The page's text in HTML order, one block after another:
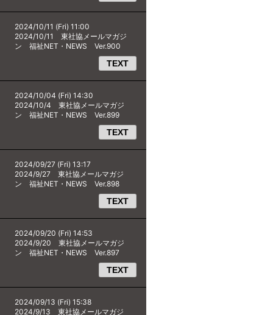
2024/10/11 (Fri) 11:00
2024/10/11 東社協メールマガジ
ン 福祉NET・NEWS Ver.900
TEXT
2024/10/04 (Fri) 14:30
2024/10/4 東社協メールマガジ
ン 福祉NET・NEWS Ver.899
TEXT
2024/09/27 (Fri) 13:17
2024/9/27 東社協メールマガジ
ン 福祉NET・NEWS Ver.898
TEXT
2024/09/20 (Fri) 14:53
2024/9/20 東社協メールマガジ
ン 福祉NET・NEWS Ver.897
TEXT
2024/09/13 (Fri) 15:38
2024/9/13 東社協メールマガジ